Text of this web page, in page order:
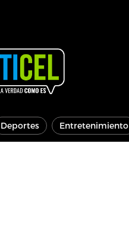
Deportes Entretenimiento